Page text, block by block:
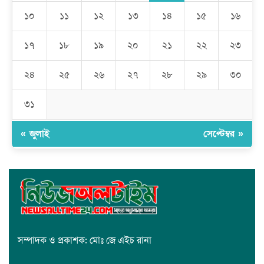
মেহেদীপুর গ্রামে ব্যতিক্রমী আয়োজন: একত্রে ঈদের জামাতে পুরো গ্রাম
রমজান উপলক্ষে সাভারে মানবাধিকার সংস্থার ইফতার
জাবাল-ই-নূর মডেল মাদ্রাসায় ১২তম বার্ষিক পুরস্কার বিতরণ ও বালিকা
১০ ১১ ১২ ১৩ ১৪ ১৫ ১৬
১৭ ১৮ ১৯ ২০ ২১ ২২ ২৩
২৪ ২৫ ২৬ ২৭ ২৮ ২৯ ৩০
৩১
« জুলাই সেপ্টেম্বর »
সম্পাদক ও প্রকাশক: মোঃ জে এইচ রানা